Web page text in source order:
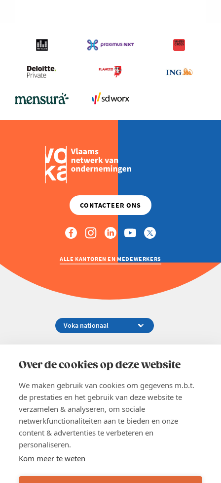
Over de cookies op deze website
We maken gebruik van cookies om gegevens m.b.t.
de prestaties en het gebruik van deze website te
verzamelen & analyseren, om sociale
netwerkfunctionaliteiten aan te bieden en onze
content & advertenties te verbeteren en
personaliseren.
Kom meer te weten
ALLE KANTOREN EN MEDEWERKERS
02 229 81 11
EN
Word lid